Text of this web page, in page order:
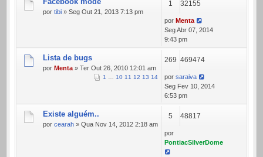
por tibi » Seg Out 21, 2013 7:13 pm
1 32155
por Menta
Seg Abr 07, 2014
9:43 pm
Lista de bugs
por Menta » Ter Out 26, 2010 12:01 am
1 … 10 11 12 13 14
269 469474
por saraiva
Seg Fev 10, 2014
6:53 pm
Existe alguém..
por cearah » Qua Nov 14, 2012 2:18 am
5 48817
por
PontiacSilverDome